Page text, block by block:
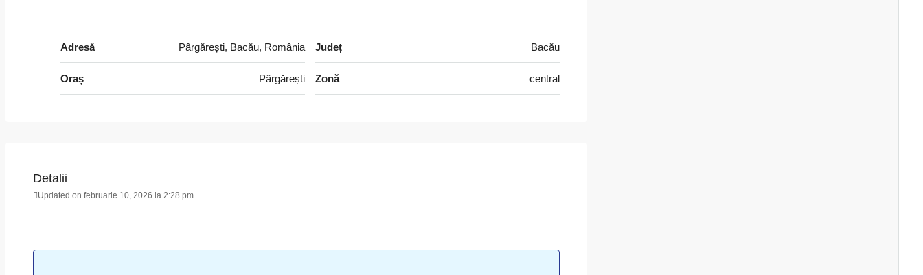
Adresă Pârgărești, Bacău, România
Oraș Pârgărești
Județ Bacău
Zonă central
Detalii
Updated on februarie 10, 2026 la 2:28 pm